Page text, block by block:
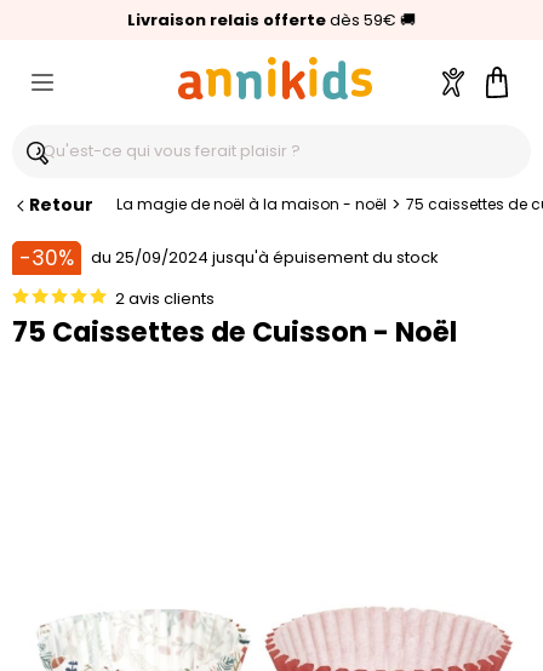
Livraison relais offertedès 59€ 🚚
🥇Palmarès Capital 2025 :Annikids N°1
⭐⭐⭐⭐⭐4,6/5(24 000 avis clients)
Compte
Retour La magie de noël à la maison - noël > 75 caissettes de
-30%
du 25/09/2024 jusqu'à épuisement du stock
2 avis clients
75 Caissettes de Cuisson - Noël